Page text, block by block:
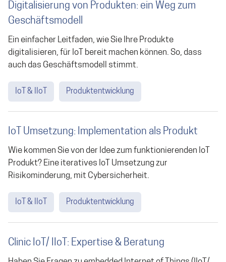
Digitalisierung von Produkten: ein Weg zum
Geschäftsmodell
Ein einfacher Leitfaden, wie Sie Ihre Produkte
digitalisieren, für IoT bereit machen können. So, dass
auch das Geschäftsmodell stimmt.
IoT & IIoT Produktentwicklung
IoT Umsetzung: Implementation als Produkt
Wie kommen Sie von der Idee zum funktionierenden IoT
Produkt? Eine iteratives IoT Umsetzung zur
Risikominderung, mit Cybersicherheit.
IoT & IIoT Produktentwicklung
Clinic IoT/ IIoT: Expertise & Beratung